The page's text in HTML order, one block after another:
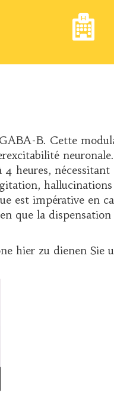
B. Cette
heures, nécessitant
est impérative en
que la dispensation
hier zu dienen Sie